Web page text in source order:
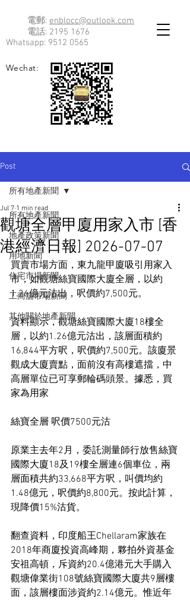
電郵: enblocc@outlook.com
電話: 2195 1676
Whatsapp: 9512 0565
Wechat:
Post
所有地產新聞
地產政策新聞
用地新聞
住宅市場新聞
工商舖市場新聞
其他關於地產新聞
所有地產新聞
觀塘全層甲廈用家入市 [香
港經濟日報] 2026-07-07
Jul 7 1 min read
買賣市場方面，東九龍甲廈吸引用家入
市，如觀塘絲寶國際大廈全層，以約
1.26億元沽出，呎價約7,500元。
資料顯示，觀塘絲寶國際大廈18樓全
層，以約1.26億元沽出，該層面積約
16,844平方呎，呎價約7,500元。該廈景
觀成大廈賣點，面前沒有高樓遮擋，中
高層單位已可享郵輪碼頭景。據悉，買
家為用家
絲寶全層 呎價7500元沽
原業主去年2月，委託測量師行放售絲寶
國際大廈18及19樓全層連6個車位，兩
層面積共約33,668平方呎，叫價均約
1.48億元，呎價約8,800元。按此計算，
現降價15%沽貨。
翻查資料，印度船王Chellaram家族在
2018年商廈投資高峰期，夥拍外資基金
安祖高頓，斥資約20.4億港元大手購入
觀塘偉業街108號絲寶國際大廈共9層樓
面，該層樓面涉資約2.14億元。惟近年